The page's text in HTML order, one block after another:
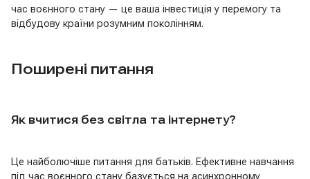
час воєнного стану — це ваша інвестиція у перемогу та
відбудову країни розумним поколінням.
Поширені питання
Як вчитися без світла та інтернету?
Це найболючіше питання для батьків. Ефективне навчання
під час воєнного стану базується на асинхронному